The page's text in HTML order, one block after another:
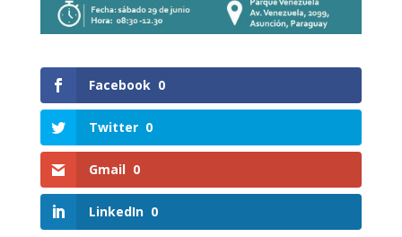
Facebook 0
Twitter 0
Gmail 0
LinkedIn 0